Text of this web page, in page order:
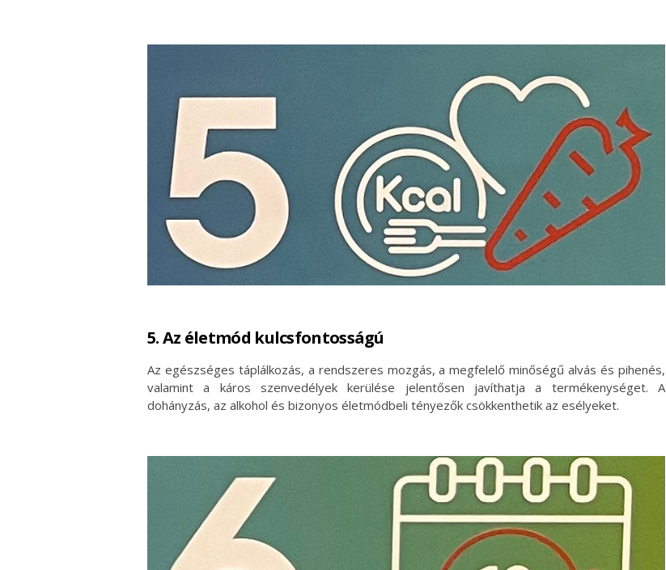
5. Az életmód kulcsfontosságú
Az egészséges táplálkozás, a rendszeres mozgás, a megfelelő minőségű alvás és pihenés,
valamint a káros szenvedélyek kerülése jelentősen javíthatja a termékenységet. A
dohányzás, az alkohol és bizonyos életmódbeli tényezők csökkenthetik az esélyeket.